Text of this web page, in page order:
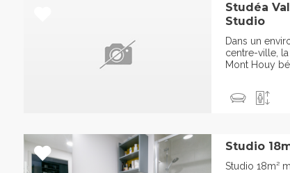
Studéa
Studio
Dans un
centre-ville,
Mont Houy
Studio
Studio 18m²